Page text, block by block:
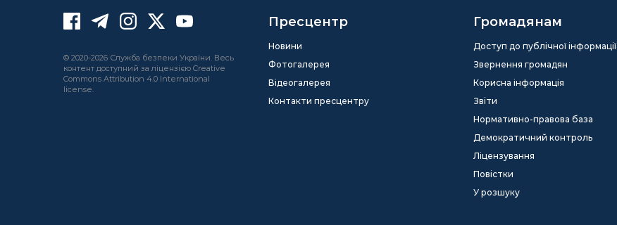
Пресцентр
Новини
Фотогалерея
Відеогалерея
Контакти пресцентру
Громадянам
Доступ до публічної інформації
Звернення громадян
Корисна інформація
Звіти
Нормативно-правова база
Демократичний контроль
Ліцензування
Повістки
У розшуку
© 2020-2026 Служба безпеки України. Весь
контент доступний за ліцензією Creative
Commons Attribution 4.0 International
license.